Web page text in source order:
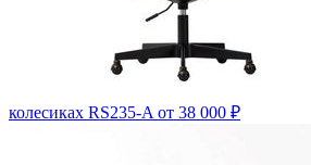
колесиках RS235-A от 38 000 ₽